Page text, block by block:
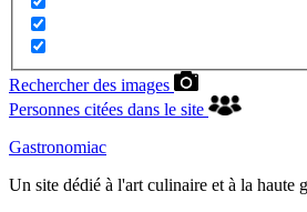
Rechercher des images
Personnes citées dans le site
Gastronomiac
Un site dédié à l'art culinaire et à la haute